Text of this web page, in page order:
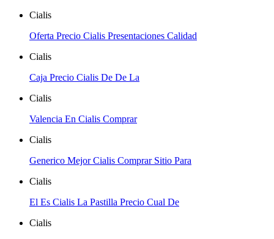
Cialis
Oferta Precio Cialis Presentaciones Calidad
Cialis
Caja Precio Cialis De De La
Cialis
Valencia En Cialis Comprar
Cialis
Generico Mejor Cialis Comprar Sitio Para
Cialis
El Es Cialis La Pastilla Precio Cual De
Cialis